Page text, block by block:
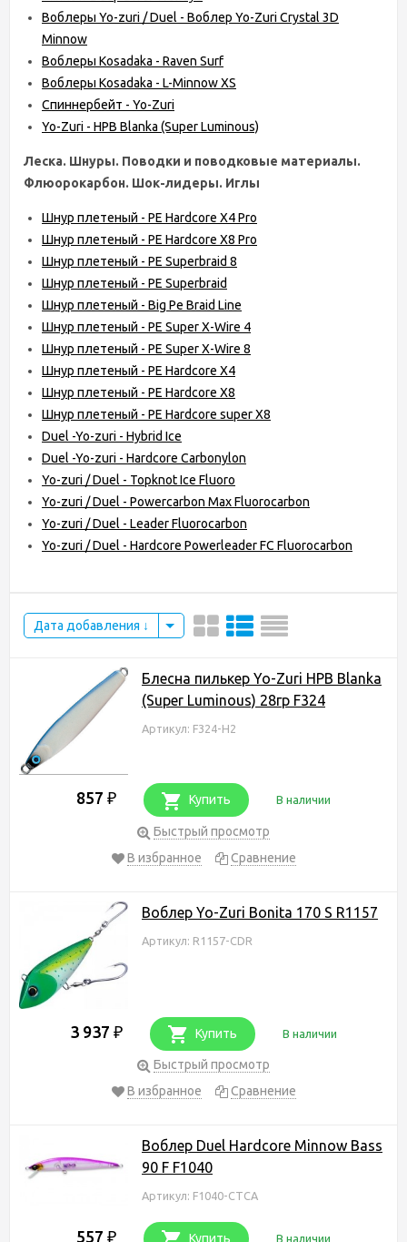
Воблеры Yo-zuri / Duel - Воблер Yo-Zuri Crystal 3D
Minnow
Воблеры Kosadaka - Raven Surf
Воблеры Kosadaka - L-Minnow XS
Спиннербейт - Yo-Zuri
Yo-Zuri - HPB Blanka (Super Luminous)
Леска. Шнуры. Поводки и поводковые материалы.
Флюорокарбон. Шок-лидеры. Иглы
Шнур плетеный - PE Hardcore X4 Pro
Шнур плетеный - PE Hardcore X8 Pro
Шнур плетеный - PE Superbraid 8
Шнур плетеный - PE Superbraid
Шнур плетеный - Big Pe Braid Line
Шнур плетеный - PE Super X-Wire 4
Шнур плетеный - PE Super X-Wire 8
Шнур плетеный - PE Hardcore X4
Шнур плетеный - PE Hardcore X8
Шнур плетеный - PE Hardcore super X8
Duel -Yo-zuri - Hybrid Ice
Duel -Yo-zuri - Hardcore Carbonylon
Yo-zuri / Duel - Topknot Ice Fluoro
Yo-zuri / Duel - Powercarbon Max Fluorocarbon
Yo-zuri / Duel - Leader Fluorocarbon
Yo-zuri / Duel - Hardcore Powerleader FC Fluorocarbon
Дата добавления
Блесна пилькер Yo-Zuri HPB Blanka
(Super Luminous) 28гр F324
Артикул: F324-H2
857 ₽ Купить В наличии
Быстрый просмотр
В избранное
Сравнение
Воблер Yo-Zuri Bonita 170 S R1157
Артикул: R1157-CDR
3 937 ₽ Купить В наличии
Быстрый просмотр
В избранное
Сравнение
Воблер Duel Hardcore Minnow Bass
90 F F1040
Артикул: F1040-CTCA
557 ₽ Купить В наличии